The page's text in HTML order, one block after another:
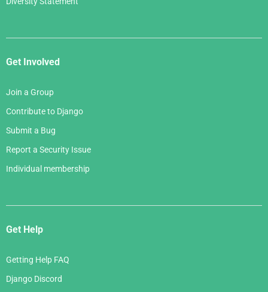
Get Involved
Join a Group
Contribute to Django
Submit a Bug
Report a Security Issue
Individual membership
Get Help
Getting Help FAQ
Django Discord